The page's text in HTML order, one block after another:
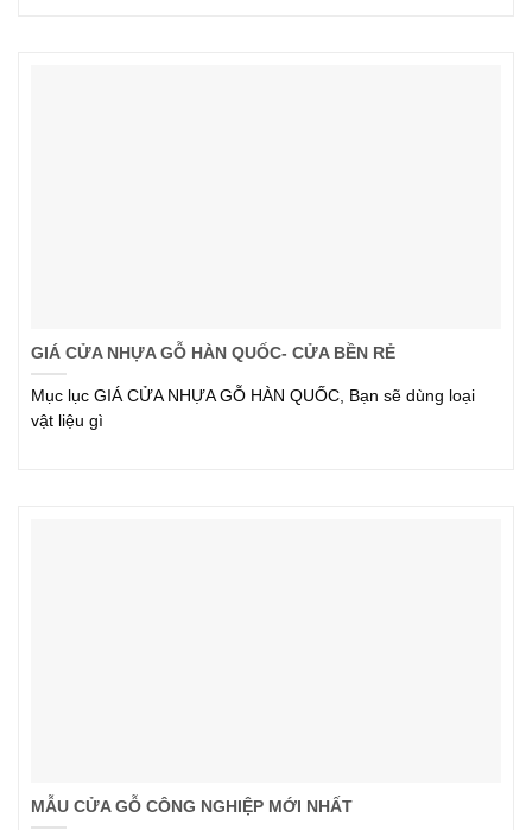
GIÁ CỬA NHỰA GỖ HÀN QUỐC- CỬA BỀN RẺ
Mục lục GIÁ CỬA NHỰA GỖ HÀN QUỐC, Bạn sẽ dùng loại
vật liệu gì
MẪU CỬA GỖ CÔNG NGHIỆP MỚI NHẤT